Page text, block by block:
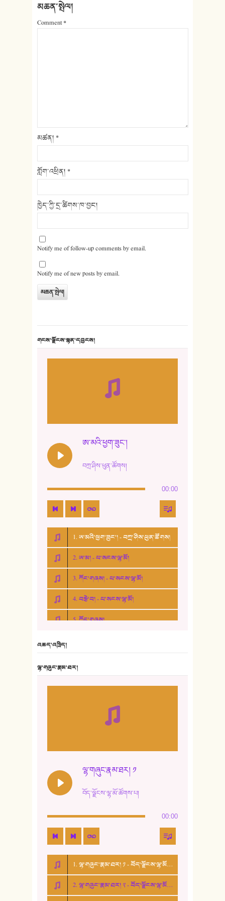
མཆན་སྤེལ།
Comment*
མཚན། *
གློག་འཕྲིན། *
ཁྱེད་ཀྱི་དྲ་ཚིགས་ཁ་བྱང།
Notify me of follow-up comments by email.
Notify me of new posts by email.
གངས་ལྗོངས་སྙན་དབྱངས།
ཨ་མའི་ཕྱག་ཟུང་།
བཀྲ་ཤིས་ཕུན་ཚོགས།
00:00
1. ཨ་མའི་ཕྱག་ཟུང་། - བཀྲ་ཤིས་ཕུན་ཚོགས།
2. ཨ་མ། - པ་སངས་ལྷ་མོ།
3. ཀོང་གཞས། - པ་སངས་ལྷ་མོ།
4. བརྩེ་བ། - པ་སངས་ལྷ་མོ།
5. ཀོང་གཞས།
10. ཆང་གཞས། ༣
15. ཤམ་པ་ལ་ཡི་སྲས་མོ།
16. ལྷ་བུ་དར་བུ།
17. ང་བོད་པ་ཡིན། - ཕུར་བུ་རྣམ་རྒྱལ།
18. ང་ལ་བྱམས་པའི་ཨ་མ།
འཆད་འཁྲིད།
ལྷ་གཞུང་རྣམ་ཐར།
ལྷ་གཞུང་རྣམ་ཐར། ༡
བོད་ལྗོངས་ལྷ་མོ་ཚོགས་པ།
00:00
1. ལྷ་གཞུང་རྣམ་ཐར། ༡ - བོད་ལྗོངས་ལྷ་མོ་ཚོགས་པ།
2. ལྷ་གཞུང་རྣམ་ཐར། ༢ - བོད་ལྗོངས་ལྷ་མོ་ཚོགས་པ།